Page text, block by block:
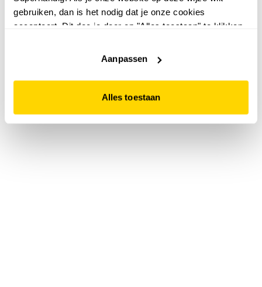
gebruiken, dan is het nodig dat je onze cookies
accepteert. Dit doe je door op "Alles toestaan" te klikken.
website niet optimaal functioneert.
Aanpassen
Alles toestaan